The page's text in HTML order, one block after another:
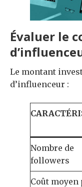
Évaluer le
Le montant
d’influenceur :
Nombre de
followers
Coût moyen